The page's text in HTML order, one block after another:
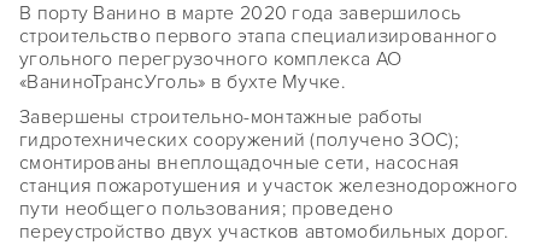
В порту Ванино в марте 2020 года завершилось
строительство первого этапа специализированного
угольного перегрузочного комплекса АО
«ВаниноТрансУголь» в бухте Мучке.
Завершены строительно-монтажные работы
гидротехнических сооружений (получено ЗОС);
смонтированы внеплощадочные сети, насосная
станция пожаротушения и участок железнодорожного
пути необщего пользования; проведено
переустройство двух участков автомобильных дорог.